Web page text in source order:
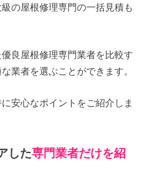
の屋根修理専門の一括見積も
良屋根修理専門業者を比較す
業者を選ぶことができます。
安心なポイントをご紹介しま
した専門業者だけを紹